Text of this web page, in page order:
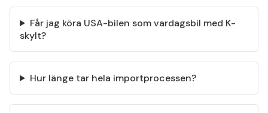
Får jag köra USA-bilen som vardagsbil med K-
skylt?
Hur länge tar hela importprocessen?